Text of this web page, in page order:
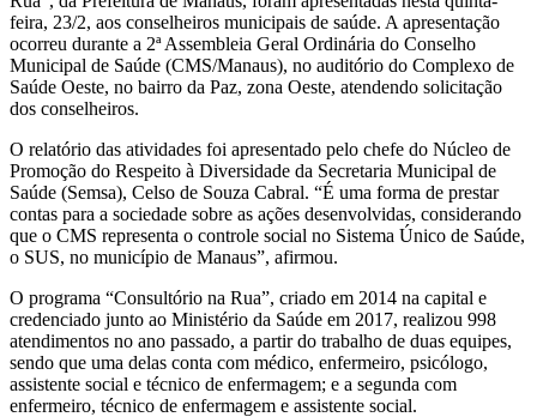
feira, 23/2, aos conselheiros municipais de saúde. A apresentação
ocorreu durante a 2ª Assembleia Geral Ordinária do Conselho
Municipal de Saúde (CMS/Manaus), no auditório do Complexo de
Saúde Oeste, no bairro da Paz, zona Oeste, atendendo solicitação
dos conselheiros.
O relatório das atividades foi apresentado pelo chefe do Núcleo de
Promoção do Respeito à Diversidade da Secretaria Municipal de
Saúde (Semsa), Celso de Souza Cabral. “É uma forma de prestar
contas para a sociedade sobre as ações desenvolvidas, considerando
que o CMS representa o controle social no Sistema Único de Saúde,
o SUS, no município de Manaus”, afirmou.
O programa “Consultório na Rua”, criado em 2014 na capital e
credenciado junto ao Ministério da Saúde em 2017, realizou 998
atendimentos no ano passado, a partir do trabalho de duas equipes,
sendo que uma delas conta com médico, enfermeiro, psicólogo,
assistente social e técnico de enfermagem; e a segunda com
enfermeiro, técnico de enfermagem e assistente social.